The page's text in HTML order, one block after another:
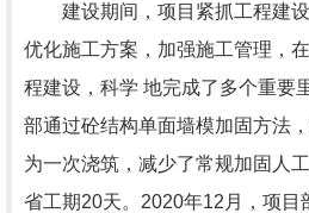
建设期间，项目紧抓工程建设
优化施工方案，加强施工管理，
程建设，科学 地完成了多个重要
部通过砼结构单面墙模加固方法
为一次浇筑，减少了常规加固人
省工期20天。2020年12月，项目